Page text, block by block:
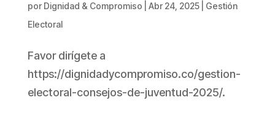
por Dignidad & Compromiso Abr 24, 2025| Gestión
Electoral
Favor dirígete a
https://dignidadycompromiso.co/gestion-
electoral-consejos-de-juventud-2025/.